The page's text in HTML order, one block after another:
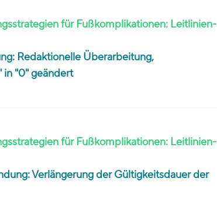
für Fußkomplikationen: Leitlinien-
Redaktionelle Überarbeitung,
in "0" geändert
für Fußkomplikationen: Leitlinien-
Verlängerung der Gültigkeitsdauer der